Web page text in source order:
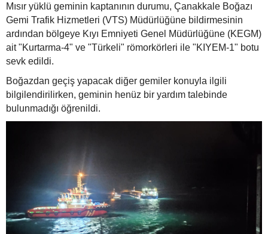
Mısır yüklü geminin kaptanının durumu, Çanakkale Boğazı
Gemi Trafik Hizmetleri (VTS) Müdürlüğüne bildirmesinin
ardından bölgeye Kıyı Emniyeti Genel Müdürlüğüne (KEGM)
ait "Kurtarma-4" ve "Türkeli" römorkörleri ile "KIYEM-1" botu
sevk edildi.
Boğazdan geçiş yapacak diğer gemiler konuyla ilgili
bilgilendirilirken, geminin henüz bir yardım talebinde
bulunmadığı öğrenildi.